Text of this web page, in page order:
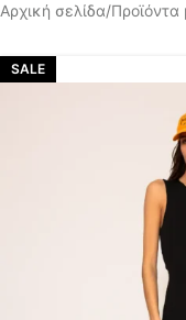
Αρχική σελίδα Προϊόντα
SALE